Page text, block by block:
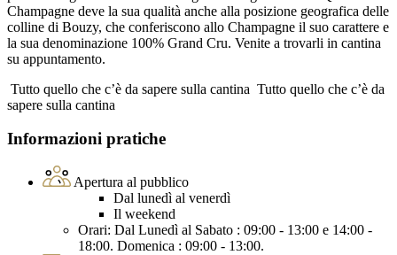
Champagne deve la sua qualità anche alla posizione geografica delle
colline di Bouzy, che conferiscono allo Champagne il suo carattere e
la sua denominazione 100% Grand Cru. Venite a trovarli in cantina
su appuntamento.
Tutto quello che c’è da sapere sulla cantina Tutto quello che c’è da
sapere sulla cantina
Informazioni pratiche
Apertura al pubblico
Dal lunedì al venerdì
Il weekend
Orari: Dal Lunedì al Sabato : 09:00 - 13:00 e 14:00 -
18:00. Domenica : 09:00 - 13:00.